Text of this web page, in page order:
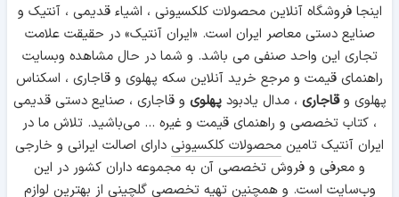
اینجا فروشگاه آنلاین محصولات کلکسیونی ، اشیاء قدیمی ، آنتیک و
صنایع دستی معاصر ایران است. «ایران آنتیک» در حقیقت علامت
تجاری این واحد صنفی می باشد. و شما در حال مشاهده وبسایت
راهنمای قیمت و مرجع خرید آنلاین سکه پهلوی و قاجاری ، اسکناس
پهلوی وقاجاری ، مدال یادبودپهلوی و قاجاری ، صنایع دستی قدیمی
، کتاب تخصصی و راهنمای قیمت و غیره ... می‌باشید. تلاش ما در
ایران آنتیک تامین محصولات کلکسیونی دارای اصالت ایرانی و خارجی
و معرفی و فروش تخصصی آن به مجموعه داران کشور در این
وب‌سایت است. و همچنین تهیه تخصصی گلچینی از بهترین لوازم